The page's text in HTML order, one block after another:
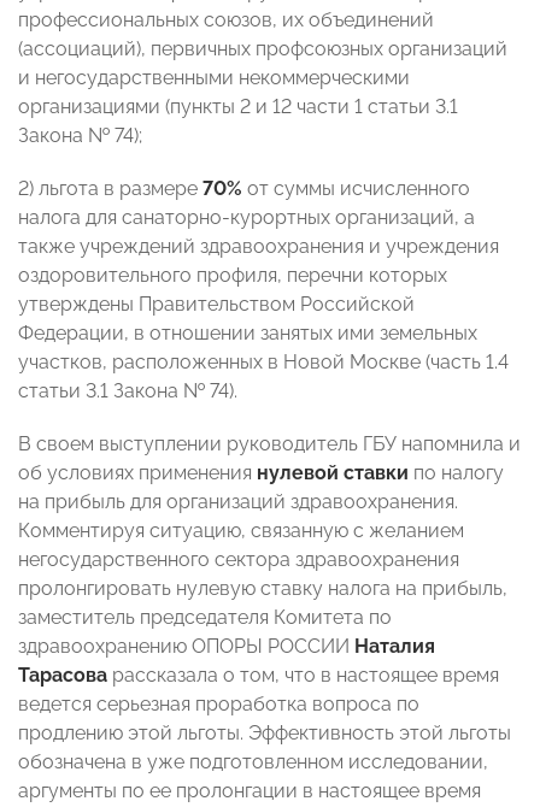
профессиональных союзов, их объединений
(ассоциаций), первичных профсоюзных организаций
и негосударственными некоммерческими
организациями (пункты 2 и 12 части 1 статьи 3.1
Закона № 74);
2) льгота в размере 70% от суммы исчисленного
налога для санаторно-курортных организаций, а
также учреждений здравоохранения и учреждения
оздоровительного профиля, перечни которых
утверждены Правительством Российской
Федерации, в отношении занятых ими земельных
участков, расположенных в Новой Москве (часть 1.4
статьи 3.1 Закона № 74).
В своем выступлении руководитель ГБУ напомнила и
об условиях применения нулевой ставки по налогу
на прибыль для организаций здравоохранения.
Комментируя ситуацию, связанную с желанием
негосударственного сектора здравоохранения
пролонгировать нулевую ставку налога на прибыль,
заместитель председателя Комитета по
здравоохранению ОПОРЫ РОССИИ Наталия
Тарасова рассказала о том, что в настоящее время
ведется серьезная проработка вопроса по
продлению этой льготы. Эффективность этой льготы
обозначена в уже подготовленном исследовании,
аргументы по ее пролонгации в настоящее время